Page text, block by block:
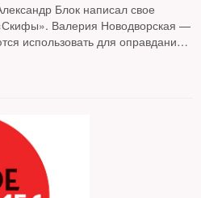
Блок написал свое
Валерия Новодворская —
использовать для оправдания